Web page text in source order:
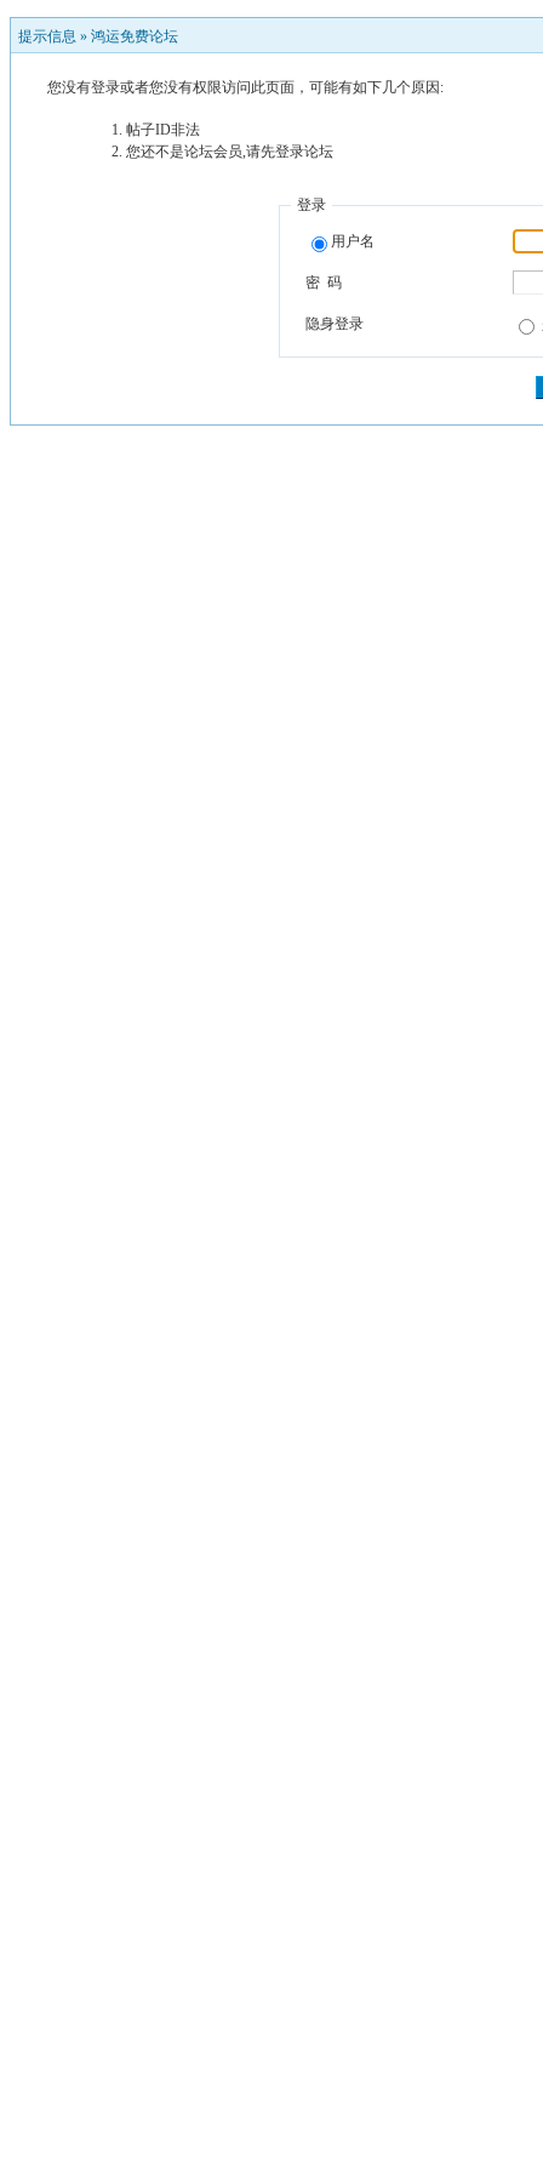
提示信息 » 鸿运免费论坛
您没有登录或者您没有权限访问此页面，可能有如下几个原因:
帖子ID非法
您还不是论坛会员,请先登录论坛
登录
用户名
密 码
隐身登录